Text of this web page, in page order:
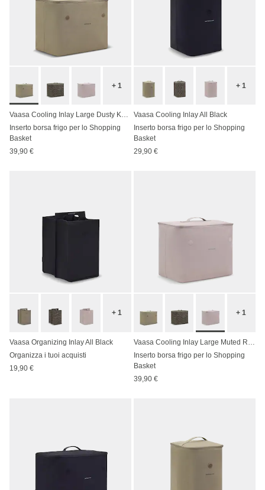
+ 1
Vaasa Cooling Inlay Large Dusty Khaki
Inserto borsa frigo per lo Shopping
Basket
39,90 €
+ 1
Vaasa Cooling Inlay All Black
Inserto borsa frigo per lo Shopping
Basket
29,90 €
+ 1
Vaasa Organizing Inlay All Black
Organizza i tuoi acquisti
19,90 €
+ 1
Inserto borsa frigo per lo Shopping
Basket
39,90 €